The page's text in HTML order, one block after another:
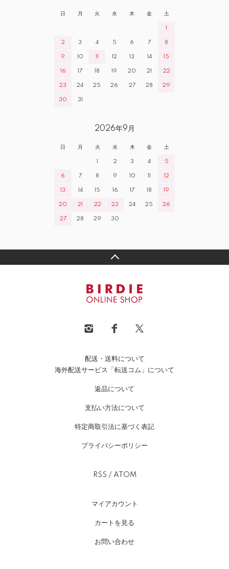
日 月 火 水 木 金 土
1
2 3 4 5 6 7 8
9 10 11 12 13 14 15
16 17 18 19 20 21 22
23 24 25 26 27 28 29
30 31
2026年9月
日 月 火 水 木 金 土
1 2 3 4 5
6 7 8 9 10 11 12
13 14 15 16 17 18 19
20 21 22 23 24 25 26
27 28 29 30
配送・送料について
海外配送サービス「転送コム」について
返品について
支払い方法について
特定商取引法に基づく表記
プライバシーポリシー
RSS / ATOM
マイアカウント
カートを見る
お問い合わせ